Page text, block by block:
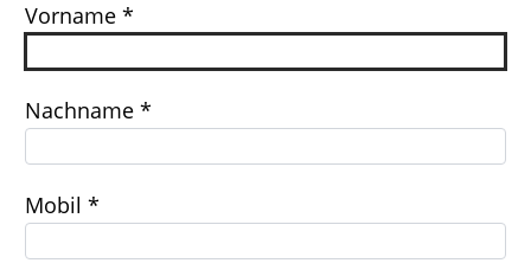
Vorname *
Nachname *
Mobil *